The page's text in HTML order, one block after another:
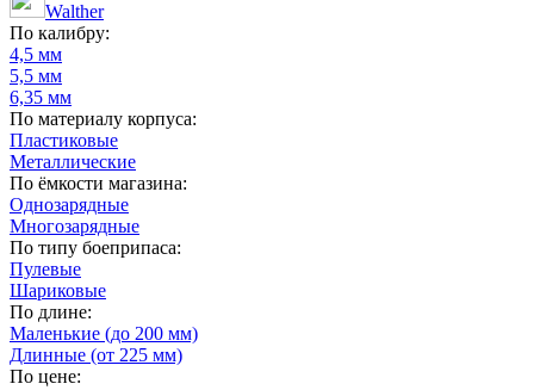
Walther
По калибру:
4,5 мм
5,5 мм
6,35 мм
По материалу корпуса:
Пластиковые
Металлические
По ёмкости магазина:
Однозарядные
Многозарядные
По типу боеприпаса:
Пулевые
Шариковые
По длине:
Маленькие (до 200 мм)
Длинные (от 225 мм)
По цене: